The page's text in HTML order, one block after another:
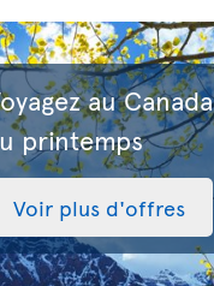
au Canada
printemps
Voir plus d'offres